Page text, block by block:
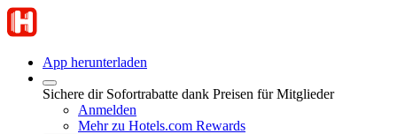
App herunterladen
Sichere dir Sofortrabatte dank Preisen für Mitglieder
Anmelden
Mehr zu Hotels.com Rewards